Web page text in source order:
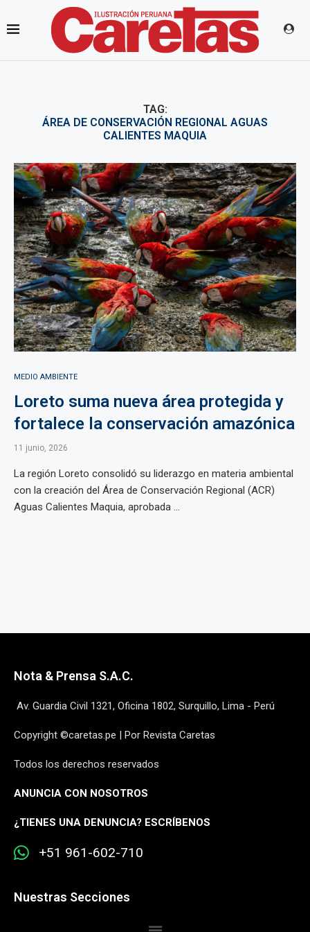
TAG:
ÁREA DE CONSERVACIÓN REGIONAL AGUAS
CALIENTES MAQUIA
MEDIO AMBIENTE
Loreto suma nueva área protegida y
fortalece la conservación amazónica
11 junio, 2026
La región Loreto consolidó su liderazgo en materia ambiental
con la creación del Área de Conservación Regional (ACR)
Aguas Calientes Maquia, aprobada ...
Nota & Prensa S.A.C.
Av. Guardia Civil 1321, Oficina 1802, Surquillo, Lima - Perú
Copyright ©caretas.pe | Por Revista Caretas
Todos los derechos reservados
ANUNCIA CON NOSOTROS
¿TIENES UNA DENUNCIA? ESCRÍBENOS
+51 961-602-710
Nuestras Secciones